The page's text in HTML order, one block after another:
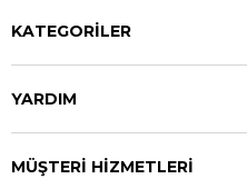
KATEGORİLER
YARDIM
MÜŞTERİ HİZMETLERİ